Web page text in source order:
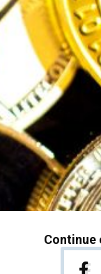
Continue